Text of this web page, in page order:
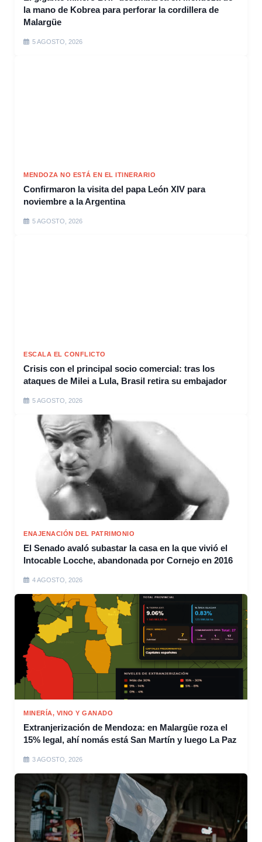
la mano de Kobrea para perforar la cordillera de
Malargüe
5 AGOSTO, 2026
MENDOZA NO ESTÁ EN EL ITINERARIO
Confirmaron la visita del papa León XIV para
noviembre a la Argentina
5 AGOSTO, 2026
ESCALA EL CONFLICTO
Crisis con el principal socio comercial: tras los
ataques de Milei a Lula, Brasil retira su embajador
5 AGOSTO, 2026
ENAJENACIÓN DEL PATRIMONIO
El Senado avaló subastar la casa en la que vivió el
Intocable Locche, abandonada por Cornejo en 2016
4 AGOSTO, 2026
MINERÍA, VINO Y GANADO
Extranjerización de Mendoza: en Malargüe roza el
15% legal, ahí nomás está San Martín y luego La Paz
3 AGOSTO, 2026